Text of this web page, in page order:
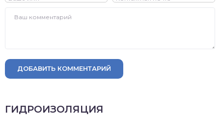
ДОБАВИТЬ КОММЕНТАРИЙ
ГИДРОИЗОЛЯЦИЯ